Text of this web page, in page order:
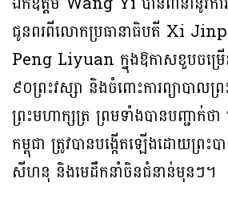
ជូនពរពីលោកប្រធានាធិបតី Xi
Peng Liyuan ក្នុងឱកាសខួបចម្រេីន
៩០ព្រះវស្សា និងចំពោះការព្យាបាល
ព្រះមហាក្សត្រ ព្រមទាំងបានបញ្ជាក់ថា
កម្ពុជា ត្រូវបានបង្កើតឡើងដោយព្រះប
សីហនុ និងមេដឹកនាំចិនជំនាន់មុនៗ។